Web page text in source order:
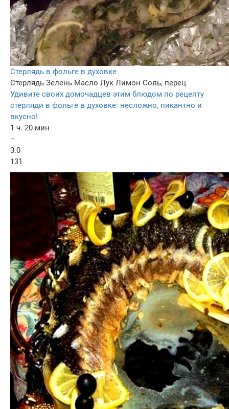
Стерлядь в фольге в духовке
Стерлядь Зелень Масло Лук Лимон Соль, перец
Удивите своих домочадцев этим блюдом по рецепту
стерляди в фольге в духовке: несложно, пикантно и
вкусно!
1 ч. 20 мин
–
3.0
131